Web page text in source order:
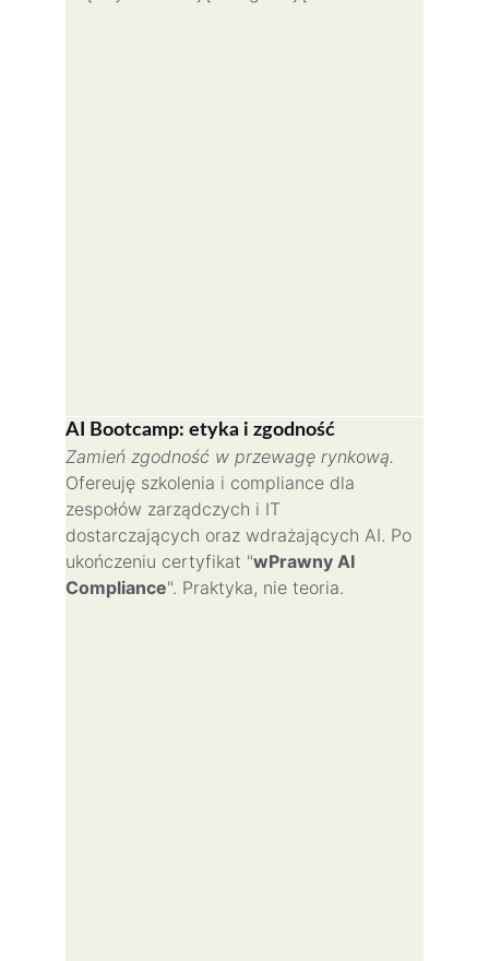
AI Bootcamp: etyka i zgodność
Zamień zgodność w przewagę rynkową.
Ofereuję szkolenia i compliance dla
zespołów zarządczych i IT
dostarczających oraz wdrażających AI. Po
ukończeniu certyfikat "wPrawny AI
Compliance". Praktyka, nie teoria.